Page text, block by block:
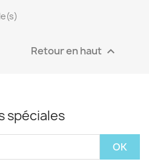
Retour en haut 
spéciales